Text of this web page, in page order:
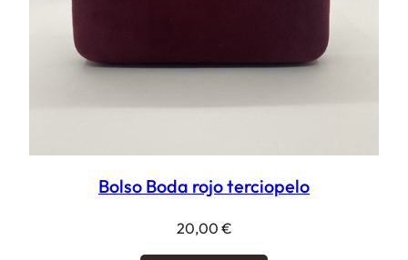
Bolso Boda rojo terciopelo
20,00 €